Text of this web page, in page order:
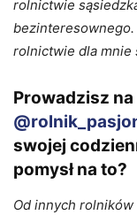
rolnictwie
rolnictwie dla mnie
Prowadzisz
swojej
pomysł na to?
Od innych